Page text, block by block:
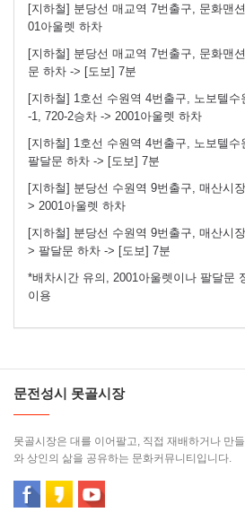
[지하철] 분당선 매교역 7번출구, 문화맨
01아울렛 하차
[지하철] 분당선 매교역 7번출구, 문화맨
문 하차 -> [도보] 7분
[지하철] 1호선 수원역 4번출구, 노보텔
-1, 720-2승차 -> 2001아울렛 하차
[지하철] 1호선 수원역 4번출구, 노보텔
팔달문 하차 -> [도보] 7분
[지하철] 분당선 수원역 9번출구, 매산시
> 2001아울렛 하차
[지하철] 분당선 수원역 9번출구, 매산시
> 팔달문 하차 -> [도보] 7분
*배차시간 유의, 2001아울렛이나 팔달문
이용
문전성시 못골시장
못골시장은 대를 이어팔고, 직접 재배하거나 만
와 상인의 삶을 공유하는 문화커뮤니티입니다.